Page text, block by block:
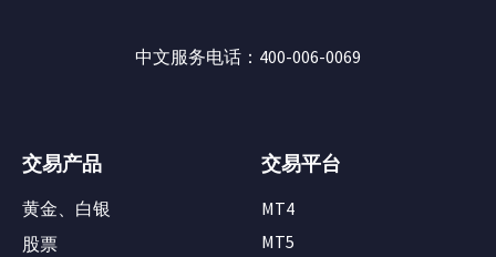
中文服务电话：400-006-0069
交易产品
黄金、白银
股票
交易平台
MT4
MT5